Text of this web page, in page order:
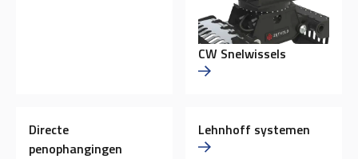
CW Snelwissels
Directe
penophangingen
Lehnhoff systemen